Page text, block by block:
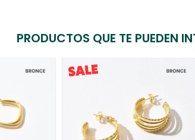
PRODUCTOS QUE TE PUEDEN